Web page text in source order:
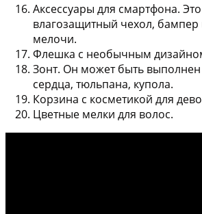
Аксессуары для смартфона.
влагозащитный чехол, бампер
мелочи.
Флешка с необычным
Зонт. Он может быть
сердца, тюльпана, купола.
Корзина с косметикой для
Цветные мелки для волос.